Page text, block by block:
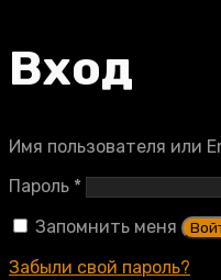
Вход
Имя пользователя или
Пароль *Обязательно
Запомнить меня
Забыли свой пароль?